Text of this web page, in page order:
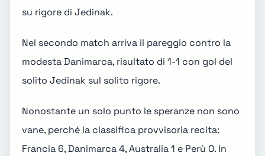
su rigore di Jedinak.
Nel secondo match arriva il pareggio contro la
modesta Danimarca, risultato di 1-1 con gol del
solito Jedinak sul solito rigore.
Nonostante un solo punto le speranze non sono
vane, perché la classifica provvisoria recita:
Francia 6, Danimarca 4, Australia 1 e Perù 0. In